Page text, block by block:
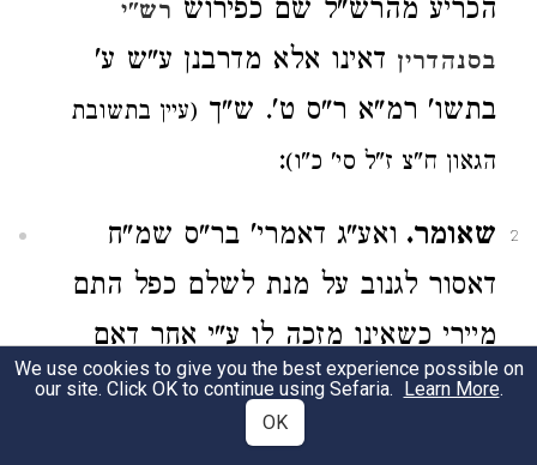
הכריע מהרש"ל שם כפירוש רש"י
בסנהדרין דאינו אלא מדרבנן ע"ש ע'
בתשו' רמ"א ר"ס ט'. ש"ך (עיין בתשובת
הגאון ח"צ ז"ל סי' כ"ו):
2 שאומר. ואע"ג דאמרי' בר"ס שמ"ח
דאסור לגנוב על מנת לשלם כפל התם
מיירי כשאינו מזכה לו ע"י אחר דאם
מזכה לו ע"י אחר מיד לאו גניבה מקרי
כיון שהאחר יודע מזה כך נ"ל והב"ח תי'
We use cookies to give you the best experience possible on
our site. Click OK to continue using Sefaria. Learn More.
OK